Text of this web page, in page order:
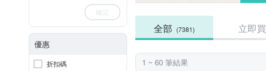
確定
優惠
折扣碼
全部 (7381) 立即買
1 ~ 60 筆結果